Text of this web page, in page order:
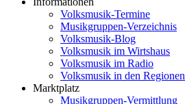
Volksmusik-Termine
Musikgruppen-Verzeichnis
Volksmusik-Blog
Volksmusik im Wirtshaus
Volksmusik im Radio
Volksmusik in den Regionen
Marktplatz
Musikgruppen-Vermittlung